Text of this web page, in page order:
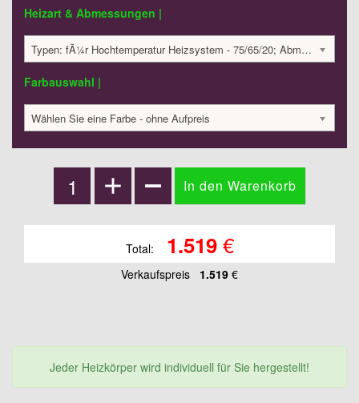
Heizart & Abmessungen |
Typen: fÃ¼r Hochtemperatur Heizsystem - 75/65/20; Abmessungen: 510x410x203mm; 375 Watt:; 1519.23 €
Farbauswahl |
Wählen Sie eine Farbe - ohne Aufpreis
Total: 1.519€
Verkaufspreis 1.519 €
Jeder Heizkörper wird individuell für Sie hergestellt!